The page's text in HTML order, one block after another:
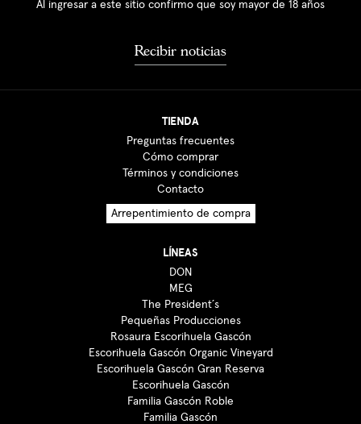
Al ingresar a este sitio confirmo que soy mayor de 18 años
Recibir noticias
TIENDA
Preguntas frecuentes
Cómo comprar
Términos y condiciones
Contacto
Arrepentimiento de compra
LÍNEAS
DON
MEG
The President´s
Pequeñas Producciones
Rosaura Escorihuela Gascón
Escorihuela Gascón Organic Vineyard
Escorihuela Gascón Gran Reserva
Escorihuela Gascón
Familia Gascón Roble
Familia Gascón